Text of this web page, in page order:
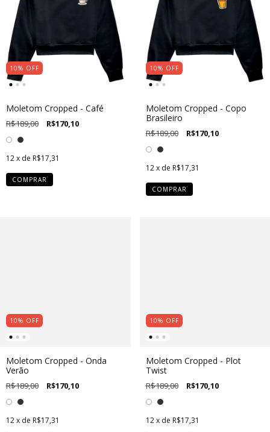
10% OFF
Moletom Cropped - Café
R$189,00 R$170,10
12x de R$17,31
COMPRAR
10% OFF
Moletom Cropped - Copo
Brasileiro
R$189,00 R$170,10
12 x de R$17,31
COMPRAR
10% OFF
Moletom Cropped - Onda
Verão
R$189,00 R$170,10
12x de R$17,31
10% OFF
Moletom Cropped - Plot
Twist
R$189,00 R$170,10
12 x de R$17,31